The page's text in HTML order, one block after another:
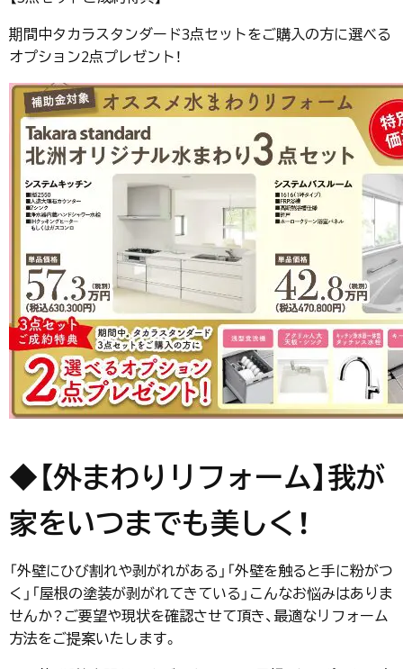
期間中タカラスタンダード3点セットをご購入の方に選べる
オプション2点プレゼント！
◆【外まわりリフォーム】我が
家をいつまでも美しく！
「外壁にひび割れや剥がれがある」「外壁を触ると手に粉がつ
く」「屋根の塗装が剥がれてきている」こんなお悩みはありま
せんか？ご要望や現状を確認させて頂き、最適なリフォーム
方法をご提案いたします。